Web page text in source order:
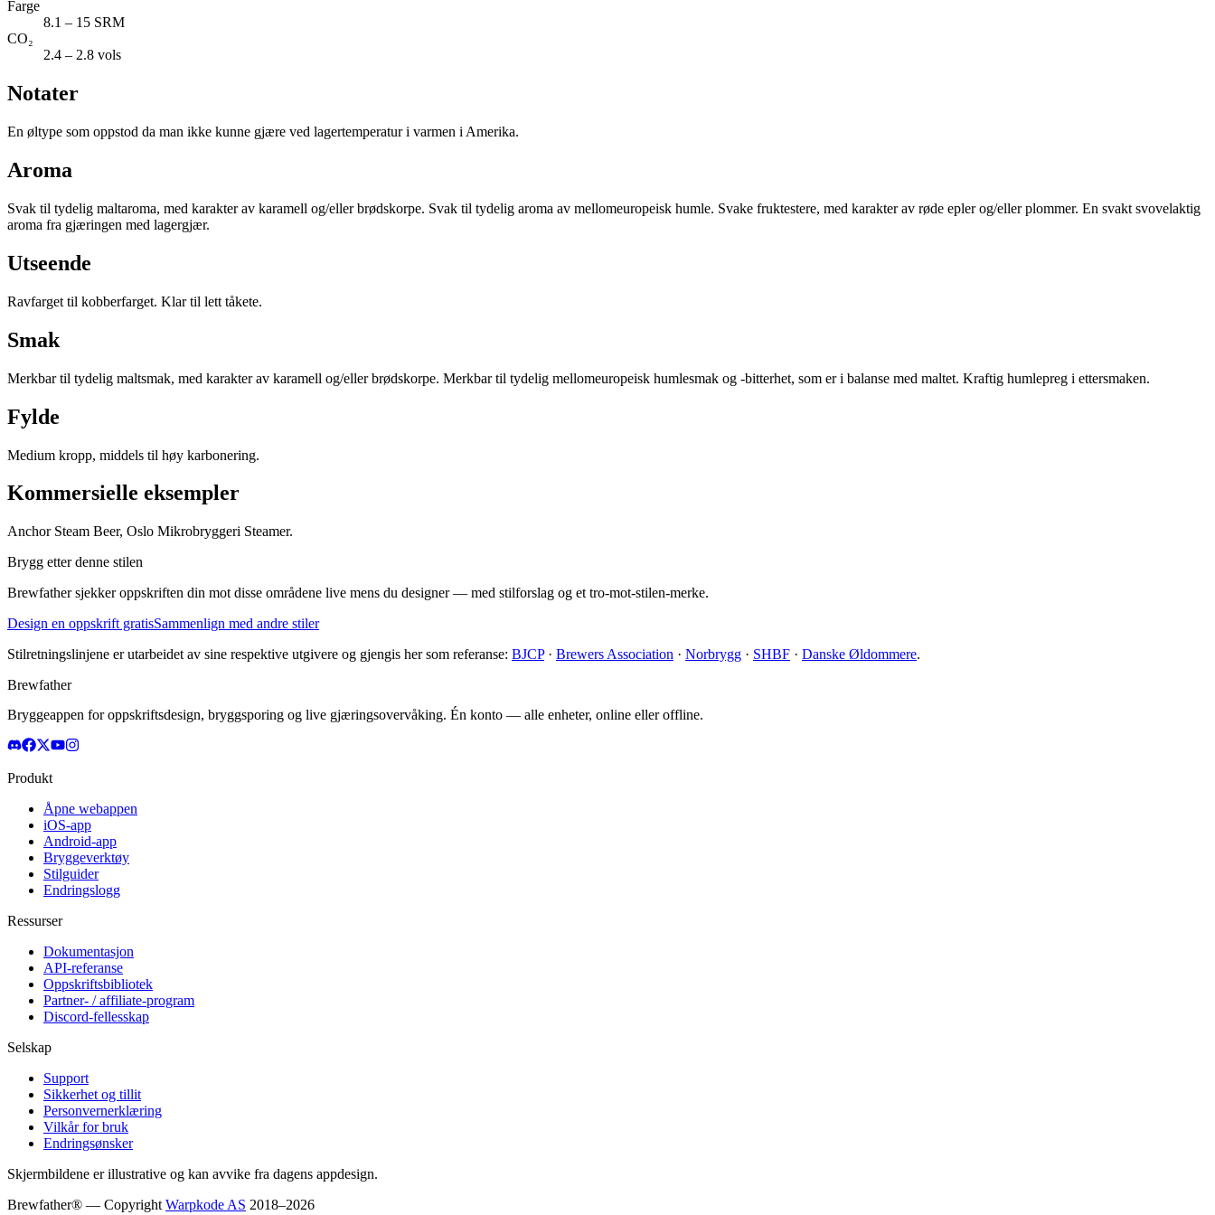
Farge
8.1 – 15 SRM
CO₂
2.4 – 2.8 vols
Notater
En øltype som oppstod da man ikke kunne gjære ved lagertemperatur i varmen i Amerika.
Aroma
Svak til tydelig maltaroma, med karakter av karamell og/eller brødskorpe. Svak til tydelig aroma av mellomeuropeisk humle. Svake fruktestere, med karakter av røde epler og/eller plommer. En svakt svovelaktig
aroma fra gjæringen med lagergjær.
Utseende
Ravfarget til kobberfarget. Klar til lett tåkete.
Smak
Merkbar til tydelig maltsmak, med karakter av karamell og/eller brødskorpe. Merkbar til tydelig mellomeuropeisk humlesmak og -bitterhet, som er i balanse med maltet. Kraftig humlepreg i ettersmaken.
Fylde
Medium kropp, middels til høy karbonering.
Kommersielle eksempler
Anchor Steam Beer, Oslo Mikrobryggeri Steamer.
Brygg etter denne stilen
Brewfather sjekker oppskriften din mot disse områdene live mens du designer — med stilforslag og et tro-mot-stilen-merke.
Design en oppskrift gratisSammenlign med andre stiler
Stilretningslinjene er utarbeidet av sine respektive utgivere og gjengis her som referanse: BJCP· Brewers Association · Norbrygg · SHBF · Danske Øldommere.
Brewfather
Bryggeappen for oppskriftsdesign, bryggsporing og live gjæringsovervåking. Én konto — alle enheter, online eller offline.
Produkt
Åpne webappen
iOS-app
Android-app
Bryggeverktøy
Stilguider
Endringslogg
Ressurser
Dokumentasjon
API-referanse
Oppskriftsbibliotek
Partner- / affiliate-program
Discord-fellesskap
Selskap
Support
Sikkerhet og tillit
Personvernerklæring
Vilkår for bruk
Endringsønsker
Skjermbildene er illustrative og kan avvike fra dagens appdesign.
Brewfather® — Copyright Warpkode AS 2018–2026